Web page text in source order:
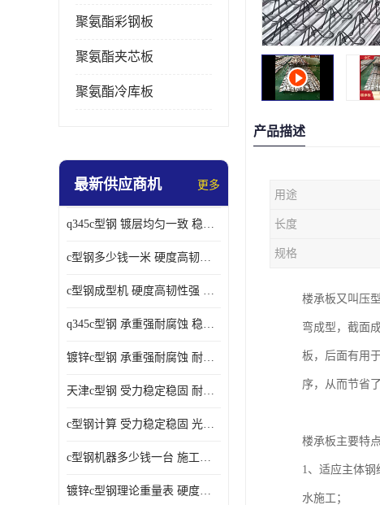
聚氨酯彩钢板
聚氨酯夹芯板
聚氨酯冷库板
最新供应商机 更多
q345c型钢 镀层均匀一致 稳重支撑承载力大
c型钢多少钱一米 硬度高韧性强 光洁无毛刺
c型钢成型机 硬度高韧性强 防腐耐蚀性能好
q345c型钢 承重强耐腐蚀 稳重支撑承载力大
镀锌c型钢 承重强耐腐蚀 耐腐蚀 耐高温
天津c型钢 受力稳定稳固 耐腐蚀 耐高温
c型钢计算 受力稳定稳固 光洁无毛刺
c型钢机器多少钱一台 施工方便简单 稳重支撑承载力大
镀锌c型钢理论重量表 硬度高韧性强 光洁无毛刺
产品描述
用途
长度
规格
楼承板又叫压
弯成型，截面
板，后面有用
序，从而节省
楼承板主要特点
1、适应主体
水施工；